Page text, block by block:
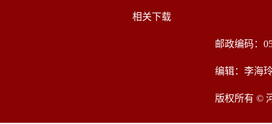
相关下载
邮政编码：
编辑：李海
版权所有 ©